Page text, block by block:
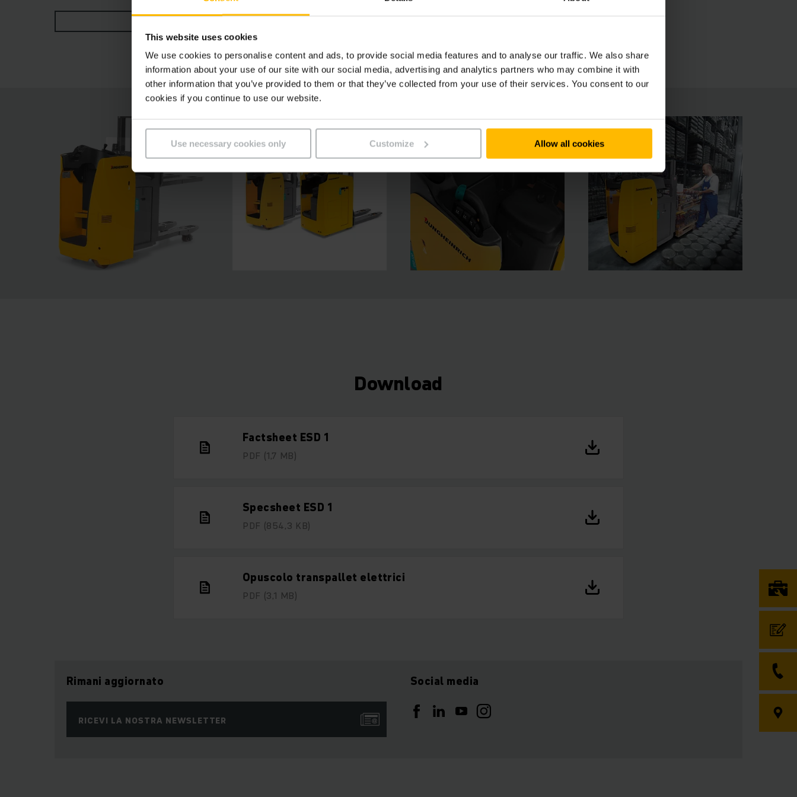
This website uses cookies
We use cookies to personalise content and ads, to provide social media features and to analyse our traffic. We also share
information about your use of our site with our social media, advertising and analytics partners who may combine it with
other information that you’ve provided to them or that they’ve collected from your use of their services. You consent to our
cookies if you continue to use our website.
Use necessary cookies only Customize Allow all cookies
alla posizione di seduta laterale anche in caso di cambio frequente della direzione di marcia. Un comfort ancora maggiore è reso possibile dal display
disposto al centro, sul quale sono sempre riconoscibili tutte le funzioni importanti, e dallo sterzo elettrico per effettuare manovre nella massima
Download
Factsheet ESD 1
PDF (1,7 MB)
Specsheet ESD 1
PDF (854,3 KB)
Opuscolo transpallet elettrici
PDF (3,1 MB)
Rimani aggiornato
RICEVI LA NOSTRA NEWSLETTER
Social media